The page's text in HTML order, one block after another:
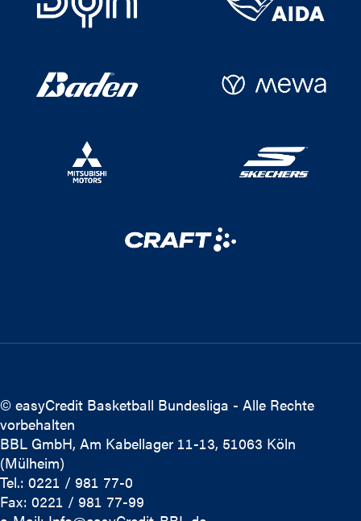
© easyCredit Basketball Bundesliga - Alle Rechte
vorbehalten
BBL GmbH, Am Kabellager 11-13, 51063 Köln
(Mülheim)
Tel.: 0221 / 981 77-0
Fax: 0221 / 981 77-99